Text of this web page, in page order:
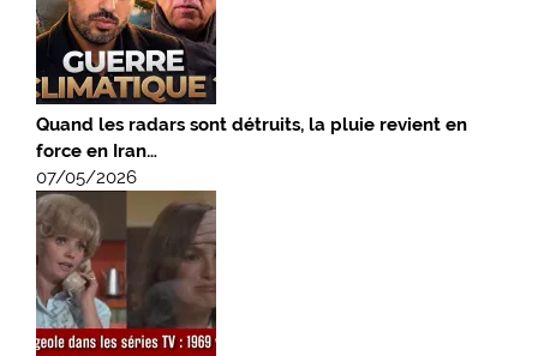
Quand les radars sont détruits, la pluie revient en
force en Iran…
07/05/2026